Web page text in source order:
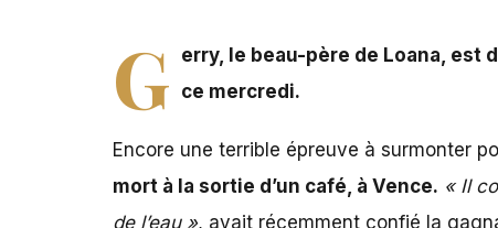
G erry, le beau-père de Loana, est
ce mercredi.
Encore une terrible épreuve à surmonter
mort à la sortie d’un café, à Vence. « Il
de l’eau », avait récemment confié la